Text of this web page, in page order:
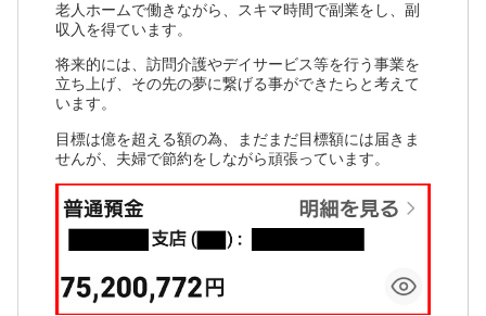
老人ホームで働きながら、スキマ時間で副業をし、副
収入を得ています。
将来的には、訪問介護やデイサービス等を行う事業を
立ち上げ、その先の夢に繋げる事ができたらと考えて
います。
目標は億を超える額の為、まだまだ目標額には届きま
せんが、夫婦で節約をしながら頑張っています。